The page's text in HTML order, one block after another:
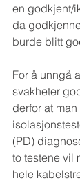
en godkjent/
da
burde blitt
For å unngå
svakheter
derfor at
(PD)
to testene vil
hele